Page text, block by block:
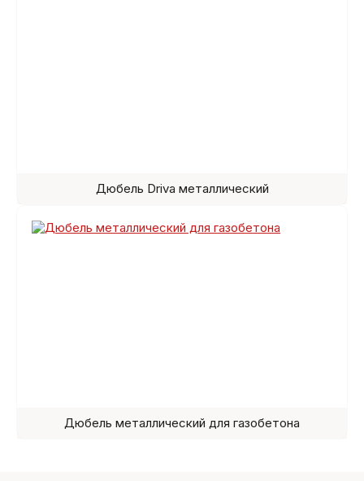
Дюбель Driva металлический
Дюбель металлический для газобетона